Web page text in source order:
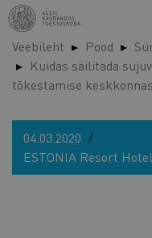
Liigu
edasi
põhisisu
juurde
Veebileht Pood
Kuidas säilitada
tõkestamise
04.03.2020
ESTONIA Resort